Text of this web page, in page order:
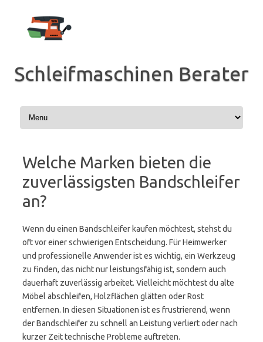
springen
Schleifmaschinen Berater
Welche Marken bieten die
zuverlässigsten Bandschleifer
an?
Wenn du einen Bandschleifer kaufen möchtest, stehst du
oft vor einer schwierigen Entscheidung. Für Heimwerker
und professionelle Anwender ist es wichtig, ein Werkzeug
zu finden, das nicht nur leistungsfähig ist, sondern auch
dauerhaft zuverlässig arbeitet. Vielleicht möchtest du alte
Möbel abschleifen, Holzflächen glätten oder Rost
entfernen. In diesen Situationen ist es frustrierend, wenn
der Bandschleifer zu schnell an Leistung verliert oder nach
kurzer Zeit technische Probleme auftreten.